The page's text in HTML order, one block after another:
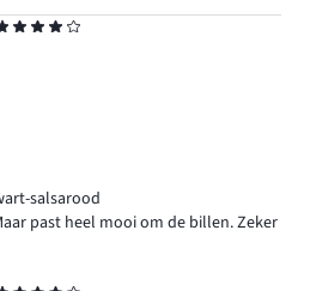
salsarood
past heel mooi om de billen. Zeker